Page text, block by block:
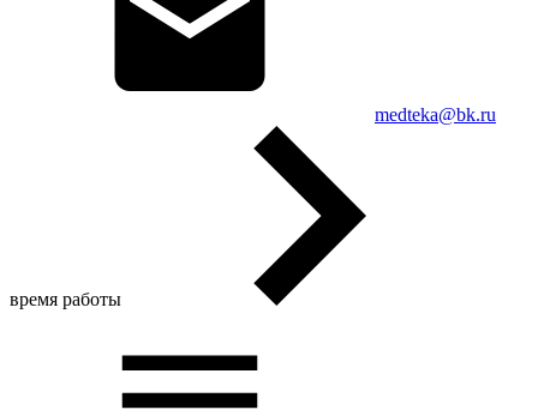
medteka@bk.ru
время работы